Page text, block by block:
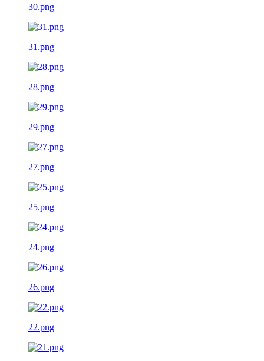
30.png
31.png
28.png
29.png
27.png
25.png
24.png
26.png
22.png